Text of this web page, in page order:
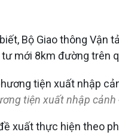
Bộ Giao thông
mới 8km đường trên
tiện xuất nhập cảnh
xuất thực hiện theo